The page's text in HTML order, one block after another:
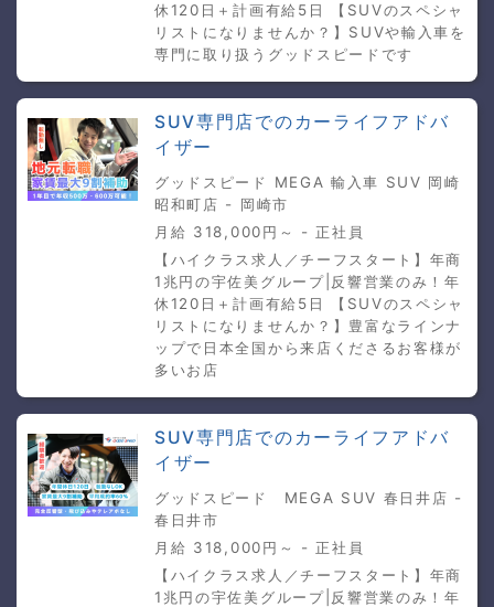
休120日＋計画有給5日 【SUVのスペシャ
リストになりませんか？】SUVや輸入車を
専門に取り扱うグッドスピードです
SUV専門店でのカーライフアドバ
イザー
グッドスピード MEGA 輸入車 SUV 岡崎
昭和町店 - 岡崎市
月給 318,000円～ - 正社員
【ハイクラス求人／チーフスタート】年商
1兆円の宇佐美グループ|反響営業のみ！年
休120日＋計画有給5日 【SUVのスペシャ
リストになりませんか？】豊富なラインナ
ップで日本全国から来店くださるお客様が
多いお店
SUV専門店でのカーライフアドバ
イザー
グッドスピード MEGA SUV 春日井店 -
春日井市
月給 318,000円～ - 正社員
【ハイクラス求人／チーフスタート】年商
1兆円の宇佐美グループ|反響営業のみ！年